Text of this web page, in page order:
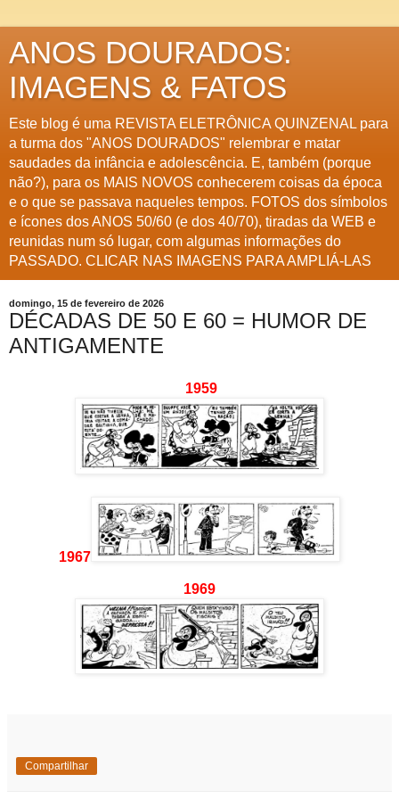
ANOS DOURADOS:
IMAGENS & FATOS
Este blog é uma REVISTA ELETRÔNICA QUINZENAL para
a turma dos "ANOS DOURADOS" relembrar e matar
saudades da infância e adolescência. E, também (porque
não?), para os MAIS NOVOS conhecerem coisas da época
e o que se passava naqueles tempos. FOTOS dos símbolos
e ícones dos ANOS 50/60 (e dos 40/70), tiradas da WEB e
reunidas num só lugar, com algumas informações do
PASSADO. CLICAR NAS IMAGENS PARA AMPLIÁ-LAS
domingo, 15 de fevereiro de 2026
DÉCADAS DE 50 E 60 = HUMOR DE
ANTIGAMENTE
1959
1967
1969
Compartilhar